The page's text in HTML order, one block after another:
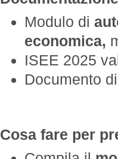
Modulo di
economica,
ISEE 2025
Documento
Cosa fare per